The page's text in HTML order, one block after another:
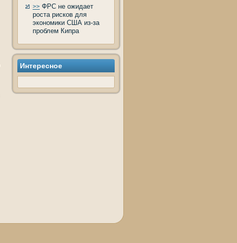
>> ФРС не ожидает
роста рисков для
экономики США из-за
проблем Кипра
Интересное